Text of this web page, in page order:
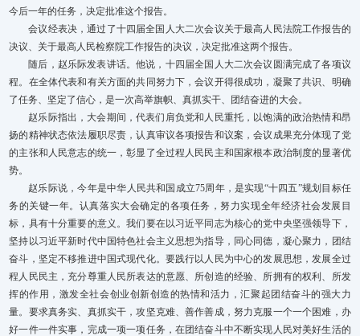
今后一年的任务，决定批准这个报告。
会议经表决，通过了十四届全国人大二次会议关于最高人民法院工作报告的
决议、关于最高人民检察院工作报告的决议，决定批准这两个报告。
随后，赵乐际发表讲话。他说，十四届全国人大二次会议圆满完成了各项议
程。在全体代表和有关方面的共同努力下，会议开得很成功，凝聚了共识、明确
了任务、坚定了信心，是一次高举旗帜、真抓实干、团结奋进的大会。
赵乐际指出，大会期间，代表们肩负党和人民重托，以饱满的政治热情和昂
扬的精神状态依法履职尽责，认真审议各项报告和议案，会议成果充分体现了党
的主张和人民意志的统一，彰显了全过程人民民主和国家根本政治制度的显著优
势。
赵乐际说，今年是中华人民共和国成立75周年，是实现“十四五”规划目标任
务的关键一年。认真落实大会确定的各项任务，努力实现全年经济社会发展目
标，具有十分重要的意义。我们要在以习近平同志为核心的党中央坚强领导下，
坚持以习近平新时代中国特色社会主义思想为指导，同心同德，凝心聚力，团结
奋斗，坚定不移推进中国式现代化。要践行以人民为中心的发展思想，发展全过
程人民民主，充分尊重人民所表达的意愿、所创造的经验、所拥有的权利、所发
挥的作用，激发全社会创业创新创造的热情和活力，汇聚起团结奋斗的强大力
量。要求真务实、真抓实干，攻坚克难、善作善成，努力克服一个一个困难，办
好一件一件实事，完成一项一项任务，在团结奋斗中不断实现人民对美好生活的